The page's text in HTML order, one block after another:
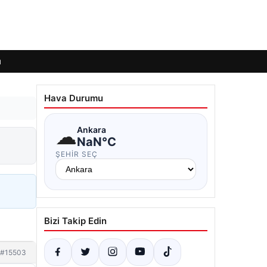
#15503
Hava Durumu
☁Ankara
NaN°C
ŞEHIR SEÇ
Bizi Takip Edin